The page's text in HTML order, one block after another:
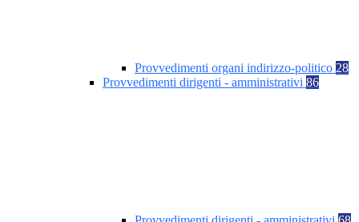
Provvedimenti organi indirizzo-politico 28
Provvedimenti dirigenti - amministrativi 86